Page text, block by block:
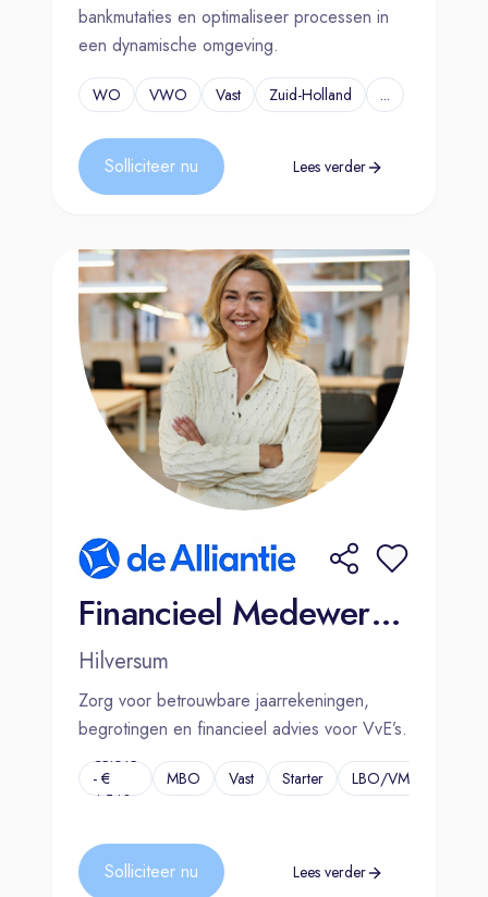
bankmutaties en optimaliseer processen in
een dynamische omgeving.
WO VWO Vast Zuid-Holland ...
Solliciteer nu Lees verder
Financieel Medewerker
Hilversum
Zorg voor betrouwbare jaarrekeningen,
begrotingen en financieel advies voor VvE’s.
€3.613
- €
4.540
MBO Vast Starter LBO/VMBO
Solliciteer nu Lees verder